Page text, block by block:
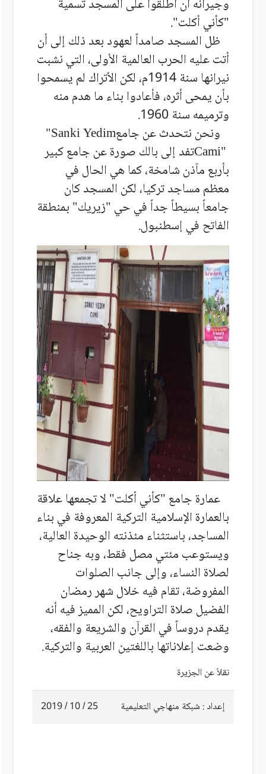
وجيرانه أن أطلقوا على المسجد تسمية
"كأني أكلت".
ظل المسجد صامداً لعهود بعد ذلك إلى أن
أتت عليه الحرب العالمية الأولى، التي نشبت
نيرانها سنة 1914م، لكن الأتراك لم يسمحوا
بأن يمحى أثره، فأعادوا بناء ما هدم منه
وترميمه سنة 1960
.
ونحن نتحدث عن جامع"Sanki Yedim
Cami"تفد إلى بالك صورة عن جامع كبير
بأربع مآذن شامخة، كما هي الحال في
معظم مساجد تركيا، لكن المسجد كان
جامعاً بسيطاً جداً في حي "زيريك" بمنطقة
الفاتح في إسطنبول.
عمارة جامع "كأني أكلت" لا تجمعها علاقة
بالعمارة الإسلامية التركية المعروفة في بناء
المساجد، باستثناء مئذنته الوحيدة العالية،
ويستوعب مئتي مصل فقط، وبه جناح
لصلاة النساء، وإلى جانب الصلوات
المفروضة، تقام فيه خلال شهر رمضان
الفضيل صلاة التراويح، لكن المميز فيه أنه
يقدم دروساً في القرآن والشريعة والفقه،
وضعت إعلاناتها باللغتين العربية والتركية.
نقلاً عن الجزيرة
إعداد : شبكة منهاجي التعليمية 25 / 10 / 2019